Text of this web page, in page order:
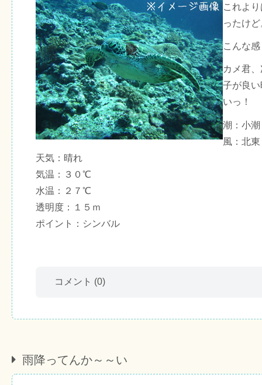
これよ
ったけ
こんな
カメ君
子が良
いっ！
潮：小潮
風：北東
天気：晴れ
気温：３０℃
水温：２７℃
透明度：１５ｍ
ポイント：シンバル
コメント (0)
雨降ってんか～～い